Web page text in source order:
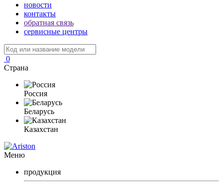
новости
контакты
обратная связь
сервисные центры
0
Страна
Россия
Беларусь
Казахстан
Меню
продукция